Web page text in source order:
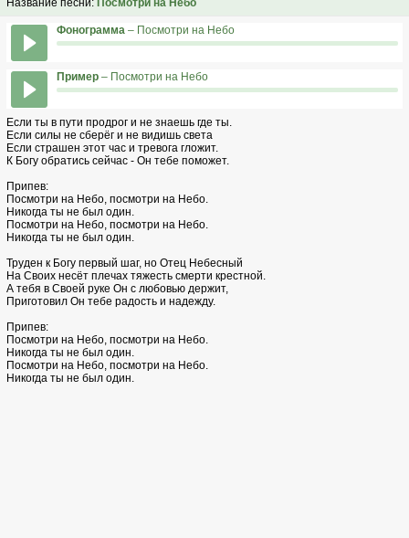
Название песни: Посмотри на Небо
Фонограмма – Посмотри на Небо
Пример – Посмотри на Небо
Если ты в пути продрог и не знаешь где ты.
Если силы не сберёг и не видишь света
Если страшен этот час и тревога гложит.
К Богу обратись сейчас - Он тебе поможет.
Припев:
Посмотри на Небо, посмотри на Небо.
Никогда ты не был один.
Посмотри на Небо, посмотри на Небо.
Никогда ты не был один.
Труден к Богу первый шаг, но Отец Небесный
На Своих несёт плечах тяжесть смерти крестной.
А тебя в Своей руке Он с любовью держит,
Приготовил Он тебе радость и надежду.
Припев:
Посмотри на Небо, посмотри на Небо.
Никогда ты не был один.
Посмотри на Небо, посмотри на Небо.
Никогда ты не был один.